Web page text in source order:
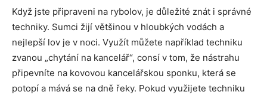
Když jste připraveni na rybolov, je důležité znát i správné
techniky. Sumci žijí většinou v hloubkých vodách a
nejlepší lov je v noci. Využít můžete například techniku
zvanou „chytání na kancelář“, consí v tom, že nástrahu
připevníte na kovovou kancelářskou sponku, která se
potopí a mává se na dně řeky. Pokud využijete techniku